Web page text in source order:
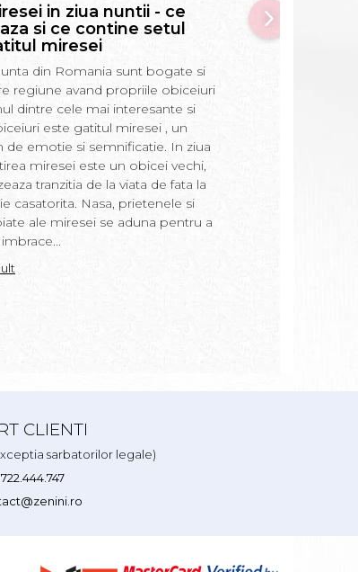
in ziua nuntii - ce
si ce contine setul
miresei
din Romania sunt bogate si
regiune avand propriile obiceiuri
dintre cele mai interesante si
este gatitul miresei , un
emotie si semnificatie. In ziua
miresei este un obicei vechi,
tranzitia de la viata de fata la
casatorita. Nasa, prietenele si
ale miresei se aduna pentru a
Prima baita a
pune in apa,
si alte
CLIENTI
sarbatorilor legale)